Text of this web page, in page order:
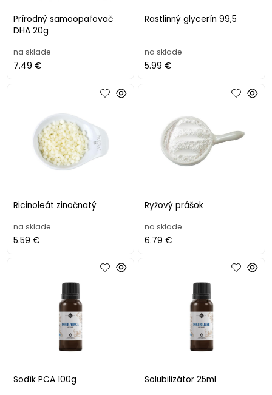
Prírodný samoopaľovač
DHA 20g
na sklade
7.49 €
Rastlinný glycerín 99,5
na sklade
5.99 €
Ricinoleát zinočnatý
na sklade
5.59 €
Ryžový prášok
na sklade
6.79 €
Sodík PCA 100g Solubilizátor 25ml